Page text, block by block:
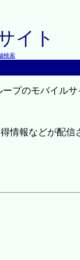
イト
検索
プのモバイルサ
情報などが配信